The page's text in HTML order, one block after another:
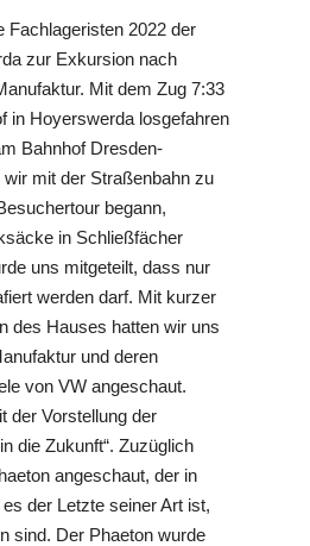
Fachlageristen 2022 der
zur Exkursion nach
Mit dem Zug 7:33
in Hoyerswerda losgefahren
Bahnhof Dresden-
mit der Straßenbahn zu
begann,
in Schließfächer
uns mitgeteilt, dass nur
werden darf. Mit kurzer
des Hauses hatten wir uns
und deren
von VW angeschaut.
der Vorstellung der
die Zukunft“. Zuzüglich
angeschaut, der in
der Letzte seiner Art ist,
sind. Der Phaeton wurde